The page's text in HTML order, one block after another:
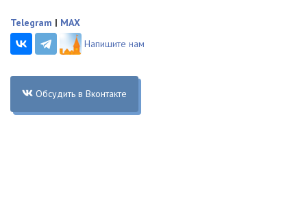
Telegram | MAX
Напишите нам
Обсудить в Вконтакте